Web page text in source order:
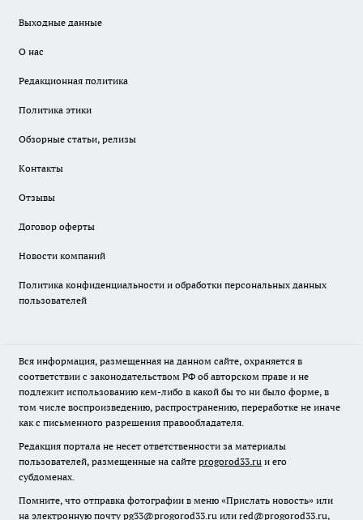
Выходные данные
О нас
Редакционная политика
Политика этики
Обзорные статьи, релизы
Контакты
Отзывы
Договор оферты
Новости компаний
Политика конфиденциальности и обработки персональных данных
пользователей
Вся информация, размещенная на данном сайте, охраняется в
соответствии с законодательством РФ об авторском праве и не
подлежит использованию кем-либо в какой бы то ни было форме, в
том числе воспроизведению, распространению, переработке не иначе
как с письменного разрешения правообладателя.
Редакция портала не несет ответственности за материалы
пользователей, размещенные на сайте progorod33.ru и его
субдоменах.
Помните, что отправка фотографии в меню «Прислать новость» или
на электронную почту pg33@progorod33.ru или red@progorod33.ru,